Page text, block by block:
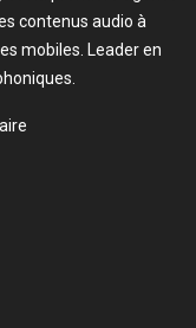
contenus audio à
mobiles. Leader en